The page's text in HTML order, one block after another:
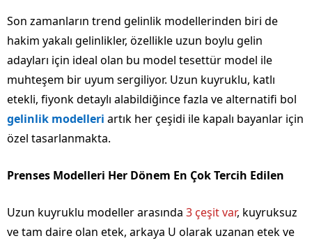
Son zamanların trend gelinlik modellerinden biri de
hakim yakalı gelinlikler, özellikle uzun boylu gelin
adayları için ideal olan bu model tesettür model ile
muhteşem bir uyum sergiliyor. Uzun kuyruklu, katlı
etekli, fiyonk detaylı alabildiğince fazla ve alternatifi bol
gelinlik modelleri artık her çeşidi ile kapalı bayanlar için
özel tasarlanmakta.
Prenses Modelleri Her Dönem En Çok Tercih Edilen
Uzun kuyruklu modeller arasında 3 çeşit var, kuyruksuz
ve tam daire olan etek, arkaya U olarak uzanan etek ve